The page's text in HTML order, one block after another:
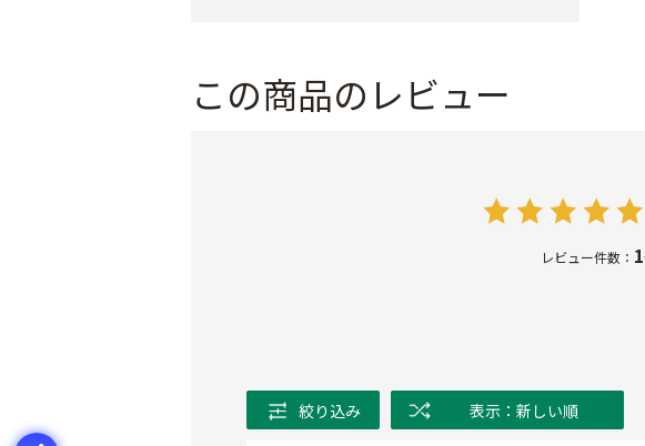
この商品のレビュー
レビュー件数： 1
絞り込み 表示：新しい順